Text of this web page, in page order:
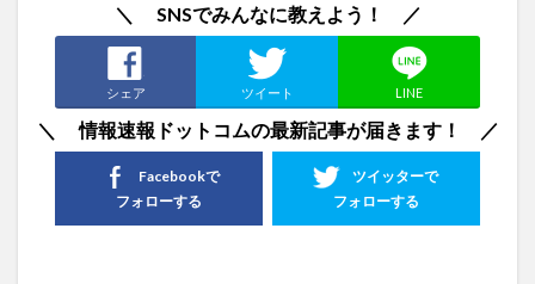
＼ SNSでみんなに教えよう！ ／
シェア ツイート LINE
＼ 情報速報ドットコムの最新記事が届きます！ ／
ツイッターで
フォローする
Facebookで
フォローする